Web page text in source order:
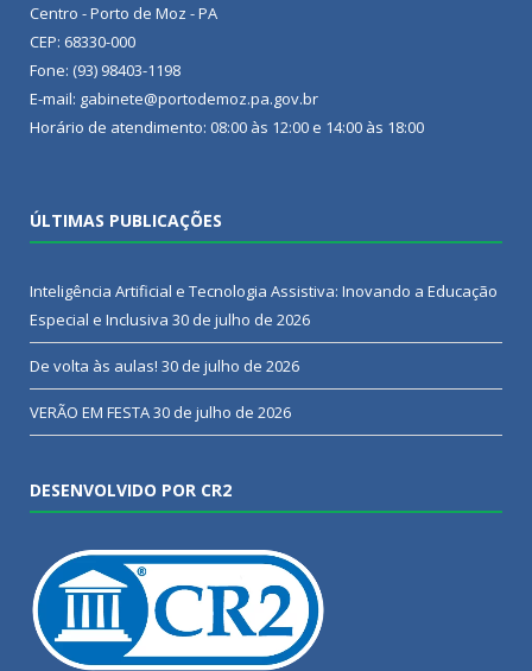
Centro - Porto de Moz - PA
CEP: 68330-000
Fone: (93) 98403-1198
E-mail: gabinete@portodemoz.pa.gov.br
Horário de atendimento: 08:00 às 12:00 e 14:00 às 18:00
ÚLTIMAS PUBLICAÇÕES
Inteligência Artificial e Tecnologia Assistiva: Inovando a Educação
Especial e Inclusiva 30 de julho de 2026
De volta às aulas! 30 de julho de 2026
VERÃO EM FESTA30 de julho de 2026
DESENVOLVIDO POR CR2